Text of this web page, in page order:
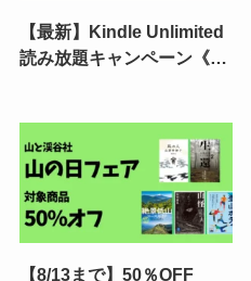
【最新】Kindle Unlimited
読み放題キャンペーン《30
特集| 人気ランキング | 2回
目・再入会も可かも
【8/13まで】50％OFF